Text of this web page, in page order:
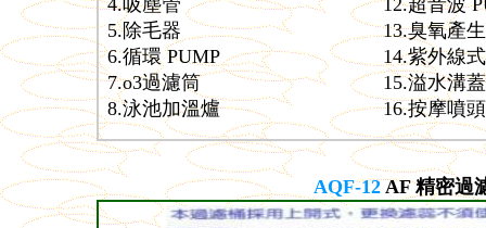
4.吸塵管
5.除毛器
6.循環 PUMP
7.o3過濾筒
8.泳池加溫爐
12.超音波
13.臭氧產
14.紫外線
15.溢水溝蓋
16.按摩噴頭
AQF-12AF 精密過